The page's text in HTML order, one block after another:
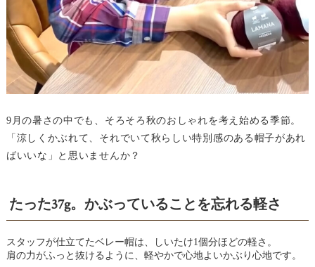
9月の暑さの中でも、そろそろ秋のおしゃれを考え始める季節。
「涼しくかぶれて、それでいて秋らしい特別感のある帽子があれ
ばいいな」と思いませんか？
たった37g。かぶっていることを忘れる軽さ
スタッフが仕立てたベレー帽は、しいたけ1個分ほどの軽さ。
肩の力がふっと抜けるように、軽やかで心地よいかぶり心地です。